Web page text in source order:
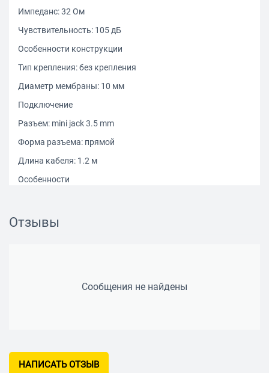
Импеданс: 32 Ом
Чувствительность: 105 дБ
Особенности конструкции
Тип крепления: без крепления
Диаметр мембраны: 10 мм
Подключение
Разъем: mini jack 3.5 mm
Форма разъема: прямой
Длина кабеля: 1.2 м
Особенности
Отзывы
Сообщения не найдены
НАПИСАТЬ ОТЗЫВ